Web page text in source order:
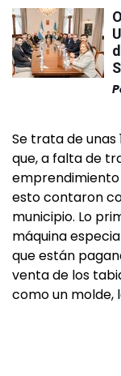
Se trata de unas
que, a falta de
esto contaron
municipio. Lo
máquina
que están
venta de los
como un molde,